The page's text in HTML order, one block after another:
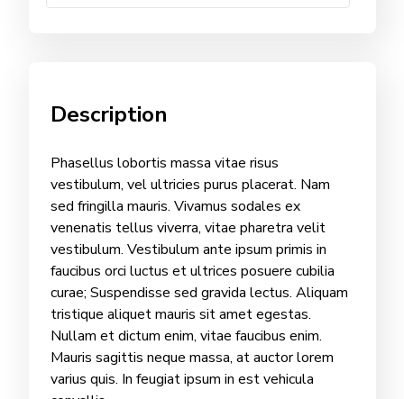
Description
Phasellus lobortis massa vitae risus
vestibulum, vel ultricies purus placerat. Nam
sed fringilla mauris. Vivamus sodales ex
venenatis tellus viverra, vitae pharetra velit
vestibulum. Vestibulum ante ipsum primis in
faucibus orci luctus et ultrices posuere cubilia
curae; Suspendisse sed gravida lectus. Aliquam
tristique aliquet mauris sit amet egestas.
Nullam et dictum enim, vitae faucibus enim.
Mauris sagittis neque massa, at auctor lorem
varius quis. In feugiat ipsum in est vehicula